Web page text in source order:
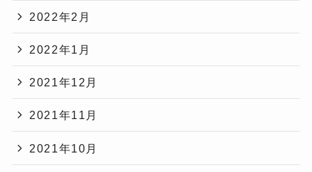
2022年2月
2022年1月
2021年12月
2021年11月
2021年10月